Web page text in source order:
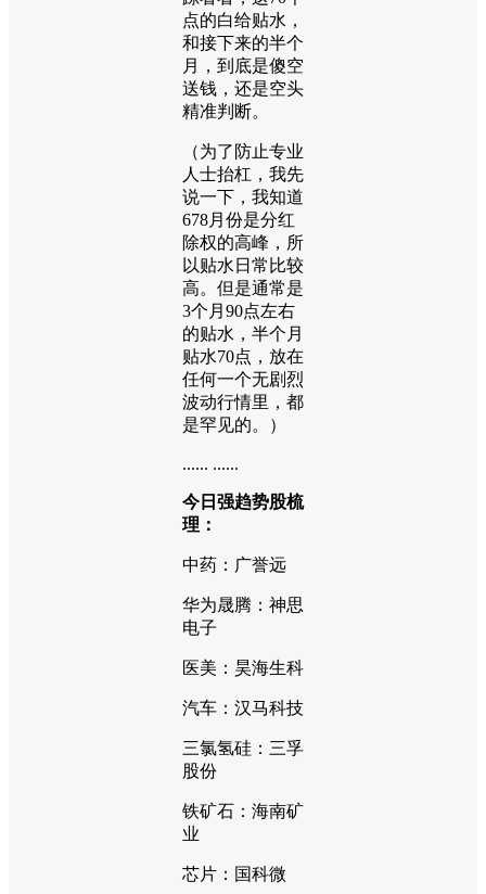
点的白给贴水，
和接下来的半个
月，到底是傻空
送钱，还是空头
精准判断。
（为了防止专业
人士抬杠，我先
说一下，我知道
678月份是分红
除权的高峰，所
以贴水日常比较
高。但是通常是
3个月90点左右
的贴水，半个月
贴水70点，放在
任何一个无剧烈
波动行情里，都
是罕见的。）
...... ......
今日强趋势股梳
理：
中药：广誉远
华为晟腾：神思
电子
医美：昊海生科
汽车：汉马科技
三氯氢硅：三孚
股份
铁矿石：海南矿
业
芯片：国科微